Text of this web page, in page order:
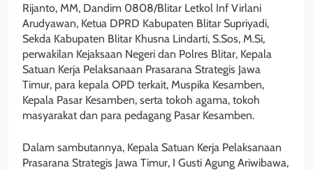
Rijanto, MM, Dandim 0808/Blitar Letkol Inf Virlani
Arudyawan, Ketua DPRD Kabupaten Blitar Supriyadi,
Sekda Kabupaten Blitar Khusna Lindarti, S.Sos, M.Si,
perwakilan Kejaksaan Negeri dan Polres Blitar, Kepala
Satuan Kerja Pelaksanaan Prasarana Strategis Jawa
Timur, para kepala OPD terkait, Muspika Kesamben,
Kepala Pasar Kesamben, serta tokoh agama, tokoh
masyarakat dan para pedagang Pasar Kesamben.
Dalam sambutannya, Kepala Satuan Kerja Pelaksanaan
Prasarana Strategis Jawa Timur, I Gusti Agung Ariwibawa,